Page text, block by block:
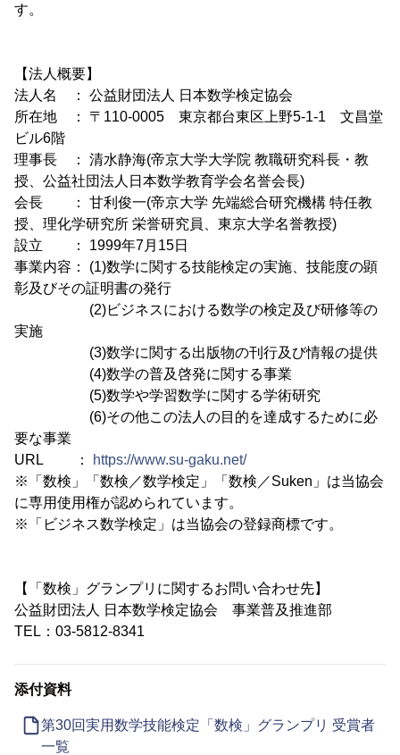
す。
【法人概要】
法人名 ： 公益財団法人 日本数学検定協会
所在地 ： 〒110-0005 東京都台東区上野5-1-1 文昌堂
ビル6階
理事長 ： 清水静海(帝京大学大学院 教職研究科長・教
授、公益社団法人日本数学教育学会名誉会長)
会長 ： 甘利俊一(帝京大学 先端総合研究機構 特任教
授、理化学研究所 栄誉研究員、東京大学名誉教授)
設立 ： 1999年7月15日
事業内容： (1)数学に関する技能検定の実施、技能度の顕
彰及びその証明書の発行
(2)ビジネスにおける数学の検定及び研修等の
実施
(3)数学に関する出版物の刊行及び情報の提供
(4)数学の普及啓発に関する事業
(5)数学や学習数学に関する学術研究
(6)その他この法人の目的を達成するために必
要な事業
URL ：
https://www.su-gaku.net/
※「数検」「数検／数学検定」「数検／Suken」は当協会
に専用使用権が認められています。
※「ビジネス数学検定」は当協会の登録商標です。
【「数検」グランプリに関するお問い合わせ先】
公益財団法人 日本数学検定協会 事業普及推進部
TEL：03-5812-8341
添付資料
第30回実用数学技能検定「数検」グランプリ 受賞者
一覧